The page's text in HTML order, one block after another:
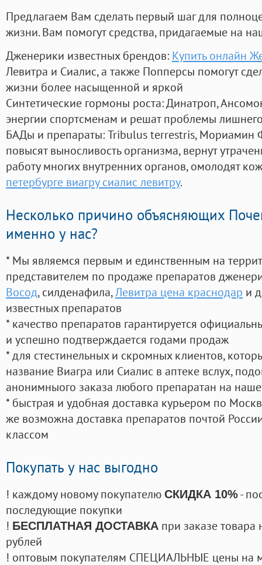
Предлагаем Вам сделать первый шаг для
жизни. Вам помогут средства, придагаемые на
Дженерики известных брендов: Купить онлайн
Левитра и Сиалис, а также Попперсы помогут
жизни более насыщенной и яркой
Синтетические гормоны роста: Динатроп,
энергии спортсменам и решат проблемы
БАДы и препараты:Tribulus terrestris, Мориамин
повысят выносливость организма, вернут
работу многих внутренних органов, омолодят
петербурге виагру сиалис левитру.
Несколько причино объясняющих
именно у нас?
* Мы являемся первым и единственным на
представителем по продаже препаратов
Восод, силденафила,Левитра цена краснодар и
известных препаратов
* качество препаратов гарантируется
и успешно подтверждается годами продаж
* для стестинельных и скромных клиентов,
название Виагра или Сиалис в аптеке вслух,
анонимныого заказа любого препаратан на
* быстрая и удобная доставка курьером по
же возможна доставка препаратов почтой
классом
Покупать у нас выгодно
! каждому новому покупателю СКИДКА 10%-
последующие покупки
! БЕСПЛАТНАЯ ДОСТАВКА при заказе
рублей
! оптовым покупателям СПЕЦИАЛЬНЫЕ цены на